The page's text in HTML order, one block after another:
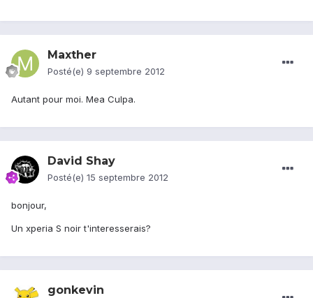
Maxther
Posté(e) 9 septembre 2012
Autant pour moi. Mea Culpa.
David Shay
Posté(e) 15 septembre 2012
bonjour,
Un xperia S noir t'interesserais?
gonkevin